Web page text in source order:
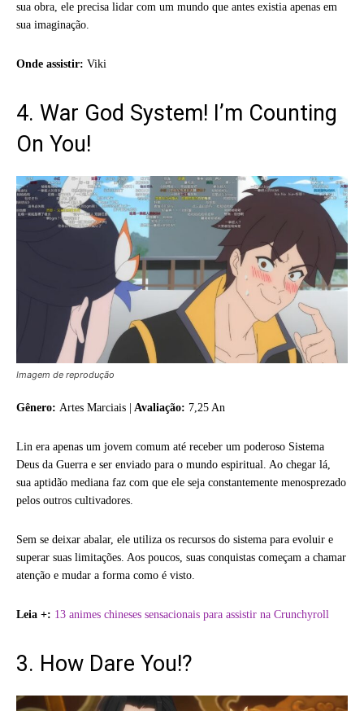
sua obra, ele precisa lidar com um mundo que antes existia apenas em
sua imaginação.
Onde assistir: Viki
4. War God System! I’m Counting
On You!
Imagem de reprodução
Gênero: Artes Marciais | Avaliação: 7,25 An
Lin era apenas um jovem comum até receber um poderoso Sistema
Deus da Guerra e ser enviado para o mundo espiritual. Ao chegar lá,
sua aptidão mediana faz com que ele seja constantemente menosprezado
pelos outros cultivadores.
Sem se deixar abalar, ele utiliza os recursos do sistema para evoluir e
superar suas limitações. Aos poucos, suas conquistas começam a chamar
atenção e mudar a forma como é visto.
Leia +: 13 animes chineses sensacionais para assistir na Crunchyroll
3. How Dare You!?